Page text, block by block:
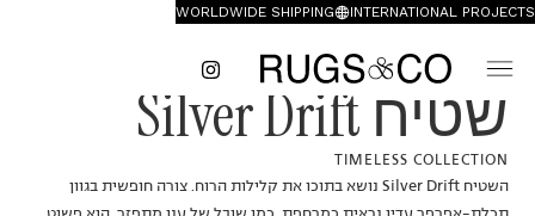
INTERNATIONAL PROJECTS
WORLDWIDE SHIPPING
שטיח Silver Drift
TIMELESS COLLECTION
השטיח Silver Drift נושא בתוכו את קלילות הרוח. צורה חופשית בגוון